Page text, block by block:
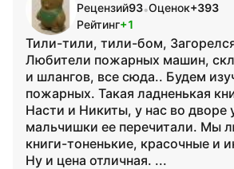
Рецензий93•Оценок+393
Рейтинг+1
Тили-тили, тили-бом,
Любители пожарных машин,
и шлангов, все сюда.. Будем
пожарных. Такая ладненькая
Насти и Никиты, у нас во дворе
мальчишки ее перечитали. Мы
книги-тоненькие, красочные и
Ну и цена отличная. ...